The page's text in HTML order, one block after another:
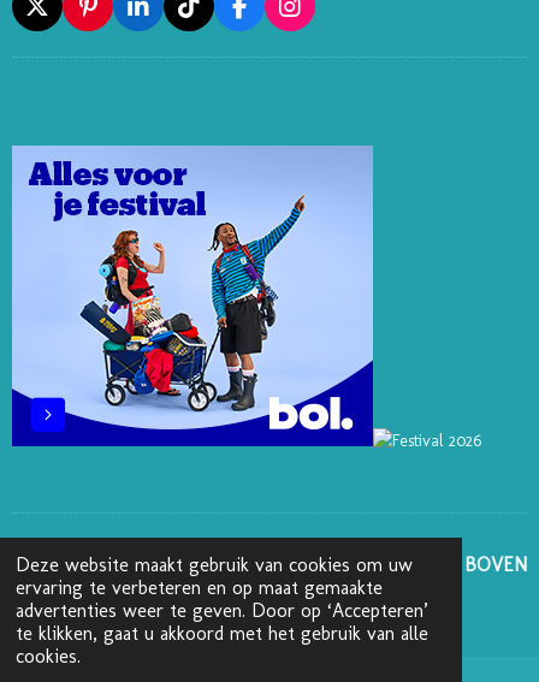
Deze website maakt gebruik van cookies om uw
ervaring te verbeteren en op maat gemaakte
advertenties weer te geven. Door op ‘Accepteren’
te klikken, gaat u akkoord met het gebruik van alle
cookies.
X
P
I
N
E
S
T
L
I
N
I
N
T
I
K
F
A
C
O
I
N
S
R
M
GA NAAR BOVEN
© 2025 - 2026 Boekenblog van Ann